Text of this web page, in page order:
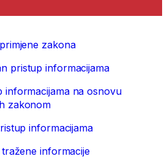
zakona
pristup informacijama
informacijama na osnovu
zakonom
informacijama
informacije